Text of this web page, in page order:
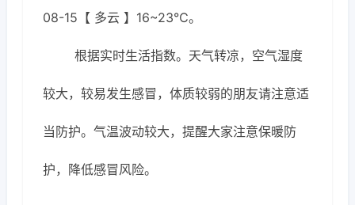
08-15【 多云 】16~23℃。
根据实时生活指数。天气转凉，空气湿度
较大，较易发生感冒，体质较弱的朋友请注意适
当防护。气温波动较大，提醒大家注意保暖防
护，降低感冒风险。